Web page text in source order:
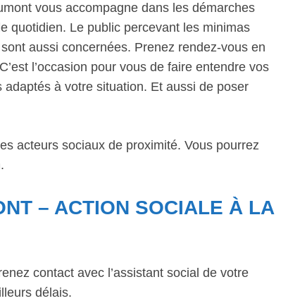
vous accompagne dans les démarches
quotidien. Le public percevant les minimas
aussi concernées. Prenez rendez-vous en
l’occasion pour vous de faire entendre vos
à votre situation. Et aussi de poser
acteurs sociaux de proximité. Vous pourrez
– ACTION SOCIALE À LA
contact avec l’assistant social de votre
délais.